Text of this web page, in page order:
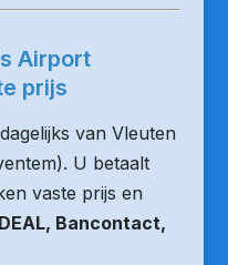
Airport
prijs
van Vleuten
U betaalt
vaste prijs en
Bancontact,